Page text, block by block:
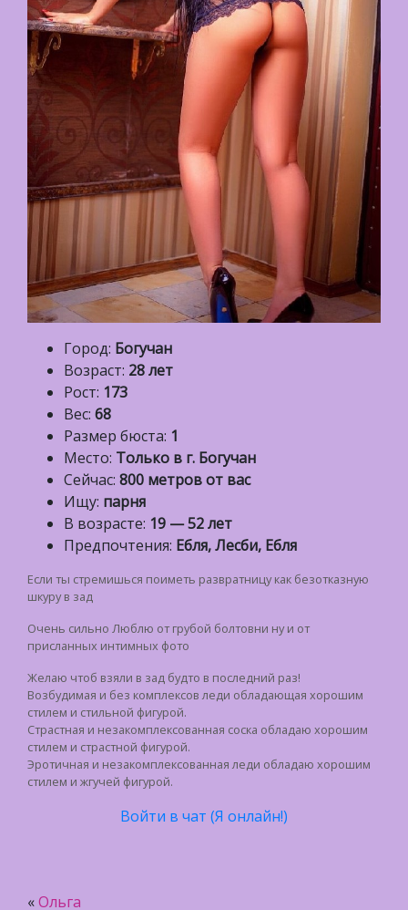
Город: Богучан
Возраст: 28 лет
Рост: 173
Вес: 68
Размер бюста: 1
Место: Только в г. Богучан
Сейчас: 800 метров от вас
Ищу: парня
В возрасте: 19 — 52 лет
Предпочтения: Ебля, Лесби, Ебля
Если ты стремишься поиметь развратницу как безотказную
шкуру в зад
Очень сильно Люблю от грубой болтовни ну и от
присланных интимных фото
Желаю чтоб взяли в зад будто в последний раз!
Возбудимая и без комплексов леди обладающая хорошим
стилем и стильной фигурой.
Страстная и незакомплексованная соска обладаю хорошим
стилем и страстной фигурой.
Эротичная и незакомплексованная леди обладаю хорошим
стилем и жгучей фигурой.
Войти в чат (Я онлайн!)
«Ольга